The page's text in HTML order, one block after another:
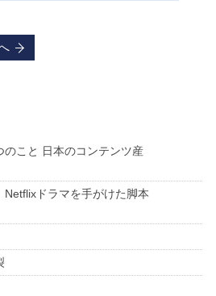
のこと 日本のコンテンツ産
ドラマを手がけた脚本